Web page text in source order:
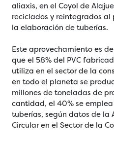
aliaxis, en el Coyol de
reciclados y reintegrados
la elaboración de tuberías.
Este aprovechamiento es
que el 58% del PVC
utiliza en el sector de la
en todo el planeta se
millones de toneladas de
cantidad, el 40% se
tuberías, según datos de la
Circular en el Sector de la